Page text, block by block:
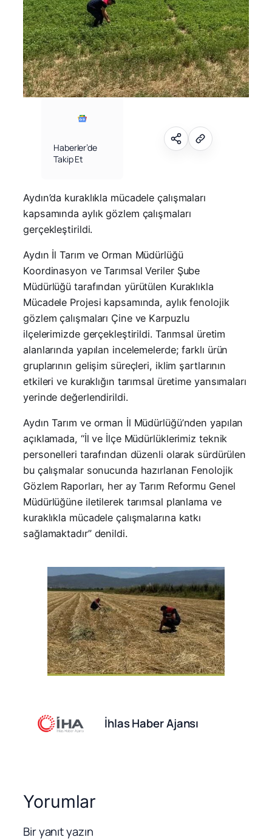
Haberler’de
Takip Et
Aydın’da kuraklıkla mücadele çalışmaları
kapsamında aylık gözlem çalışmaları
gerçekleştirildi.
Aydın İl Tarım ve Orman Müdürlüğü
Koordinasyon ve Tarımsal Veriler Şube
Müdürlüğü tarafından yürütülen Kuraklıkla
Mücadele Projesi kapsamında, aylık fenolojik
gözlem çalışmaları Çine ve Karpuzlu
ilçelerimizde gerçekleştirildi. Tarımsal üretim
alanlarında yapılan incelemelerde; farklı ürün
gruplarının gelişim süreçleri, iklim şartlarının
etkileri ve kuraklığın tarımsal üretime yansımaları
yerinde değerlendirildi.
Aydın Tarım ve orman İl Müdürlüğü’nden yapılan
açıklamada, “İl ve İlçe Müdürlüklerimiz teknik
personelleri tarafından düzenli olarak sürdürülen
bu çalışmalar sonucunda hazırlanan Fenolojik
Gözlem Raporları, her ay Tarım Reformu Genel
Müdürlüğüne iletilerek tarımsal planlama ve
kuraklıkla mücadele çalışmalarına katkı
sağlamaktadır” denildi.
İhlas Haber Ajansı
Yorumlar
Bir yanıt yazın